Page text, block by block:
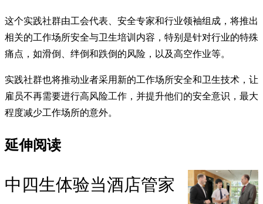
这个实践社群由工会代表、安全专家和行业领袖组成，将推出
相关的工作场所安全与卫生培训内容，特别是针对行业的特殊
痛点，如滑倒、绊倒和跌倒的风险，以及高空作业等。
实践社群也将推动业者采用新的工作场所安全和卫生技术，让
雇员不再需要进行高风险工作，并提升他们的安全意识，最大
程度减少工作场所的意外。
延伸阅读
中四生体验当酒店管家